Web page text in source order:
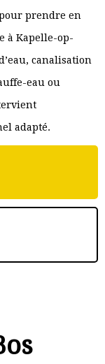
prendre en
à Kapelle-op-
canalisation
eau ou
adapté.